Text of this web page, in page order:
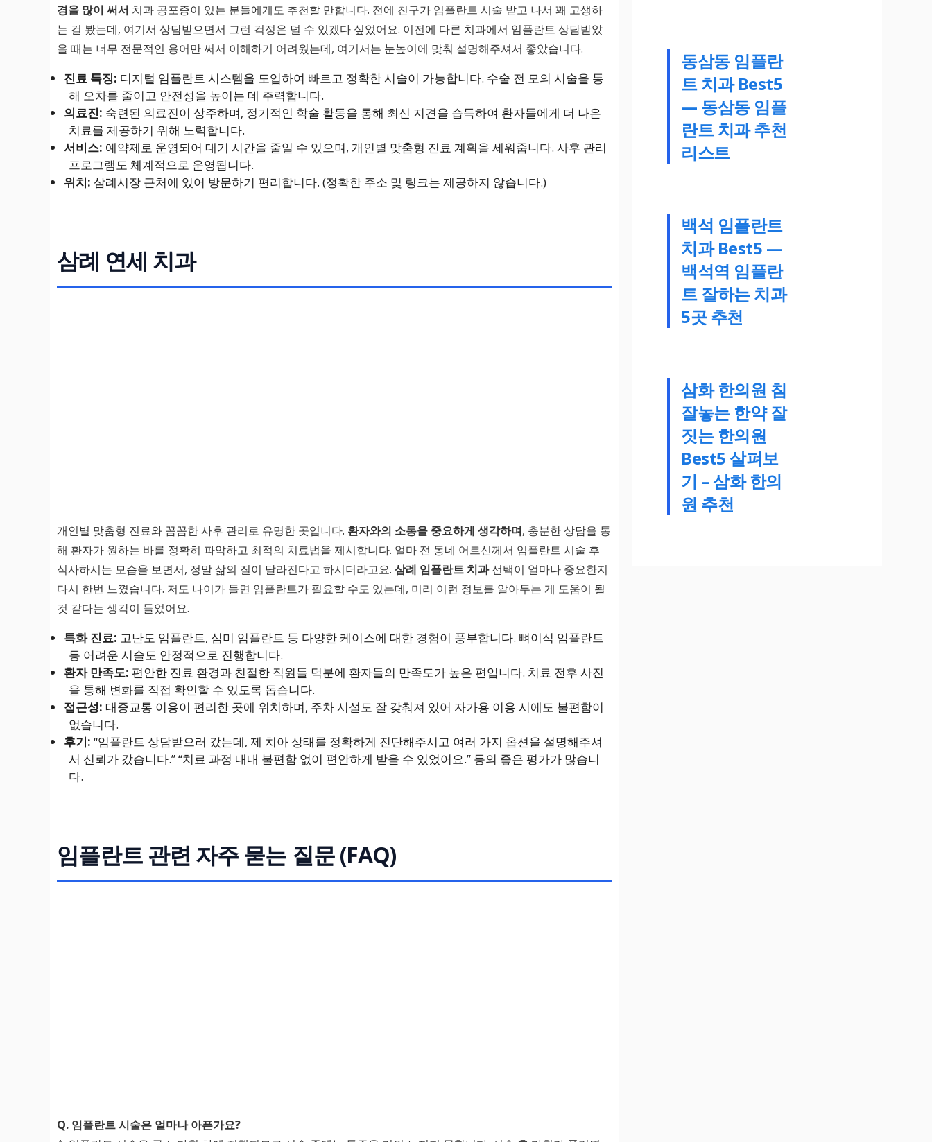
경을 많이 써서 치과 공포증이 있는 분들에게도 추천할 만합니다. 전에 친구가 임플란트 시술 받고 나서 꽤 고생하
는 걸 봤는데, 여기서 상담받으면서 그런 걱정은 덜 수 있겠다 싶었어요. 이전에 다른 치과에서 임플란트 상담받았
을 때는 너무 전문적인 용어만 써서 이해하기 어려웠는데, 여기서는 눈높이에 맞춰 설명해주셔서 좋았습니다.
진료 특징: 디지털 임플란트 시스템을 도입하여 빠르고 정확한 시술이 가능합니다. 수술 전 모의 시술을 통
해 오차를 줄이고 안전성을 높이는 데 주력합니다.
의료진: 숙련된 의료진이 상주하며, 정기적인 학술 활동을 통해 최신 지견을 습득하여 환자들에게 더 나은
치료를 제공하기 위해 노력합니다.
서비스: 예약제로 운영되어 대기 시간을 줄일 수 있으며, 개인별 맞춤형 진료 계획을 세워줍니다. 사후 관리
프로그램도 체계적으로 운영됩니다.
위치: 삼례시장 근처에 있어 방문하기 편리합니다. (정확한 주소 및 링크는 제공하지 않습니다.)
삼례 연세 치과
개인별 맞춤형 진료와 꼼꼼한 사후 관리로 유명한 곳입니다. 환자와의 소통을 중요하게 생각하며, 충분한 상담을 통
해 환자가 원하는 바를 정확히 파악하고 최적의 치료법을 제시합니다. 얼마 전 동네 어르신께서 임플란트 시술 후
식사하시는 모습을 보면서, 정말 삶의 질이 달라진다고 하시더라고요. 삼례 임플란트 치과선택이 얼마나 중요한지
다시 한번 느꼈습니다. 저도 나이가 들면 임플란트가 필요할 수도 있는데, 미리 이런 정보를 알아두는 게 도움이 될
것 같다는 생각이 들었어요.
특화 진료: 고난도 임플란트, 심미 임플란트 등 다양한 케이스에 대한 경험이 풍부합니다. 뼈이식 임플란트
등 어려운 시술도 안정적으로 진행합니다.
환자 만족도: 편안한 진료 환경과 친절한 직원들 덕분에 환자들의 만족도가 높은 편입니다. 치료 전후 사진
을 통해 변화를 직접 확인할 수 있도록 돕습니다.
접근성: 대중교통 이용이 편리한 곳에 위치하며, 주차 시설도 잘 갖춰져 있어 자가용 이용 시에도 불편함이
없습니다.
후기: “임플란트 상담받으러 갔는데, 제 치아 상태를 정확하게 진단해주시고 여러 가지 옵션을 설명해주셔
서 신뢰가 갔습니다.” “치료 과정 내내 불편함 없이 편안하게 받을 수 있었어요.” 등의 좋은 평가가 많습니
다.
임플란트 관련 자주 묻는 질문 (FAQ)
Q. 임플란트 시술은 얼마나 아픈가요?
동삼동 임플란
트 치과 Best5
— 동삼동 임플
란트 치과 추천
리스트
백석 임플란트
치과 Best5 —
백석역 임플란
트 잘하는 치과
5곳 추천
삼화 한의원 침
잘놓는 한약 잘
짓는 한의원
Best5 살펴보
기 – 삼화 한의
원 추천